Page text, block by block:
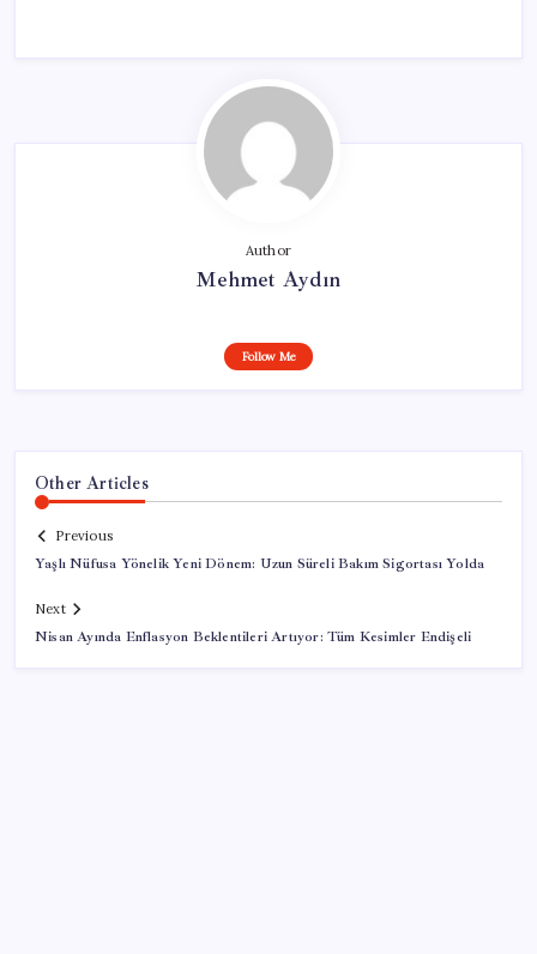
Author
Mehmet Aydın
Follow Me
Other Articles
Previous
Yaşlı Nüfusa Yönelik Yeni Dönem: Uzun Süreli Bakım Sigortası Yolda
Next
Nisan Ayında Enflasyon Beklentileri Artıyor: Tüm Kesimler Endişeli